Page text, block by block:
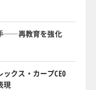
──再教育を強化
クス・カープCEO
現